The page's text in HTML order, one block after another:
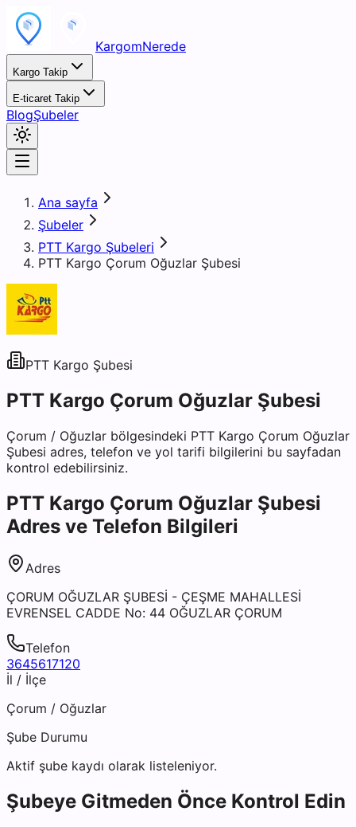
KargomNerede
Kargo Takip
E-ticaret Takip
BlogŞubeler
Ana sayfa
Şubeler
PTT Kargo Şubeleri
PTT Kargo Çorum Oğuzlar Şubesi
PTT Kargo Şubesi
PTT Kargo Çorum Oğuzlar Şubesi
Çorum / Oğuzlar bölgesindeki PTT Kargo Çorum Oğuzlar
Şubesi adres, telefon ve yol tarifi bilgilerini bu sayfadan
kontrol edebilirsiniz.
PTT Kargo Çorum Oğuzlar Şubesi
Adres ve Telefon Bilgileri
Adres
ÇORUM OĞUZLAR ŞUBESİ - ÇEŞME MAHALLESİ
EVRENSEL CADDE No: 44 OĞUZLAR ÇORUM
Telefon
3645617120
İl / İlçe
Çorum / Oğuzlar
Şube Durumu
Aktif şube kaydı olarak listeleniyor.
Şubeye Gitmeden Önce Kontrol Edin